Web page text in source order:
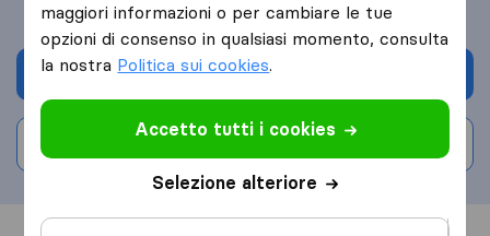
Chiedi preventivo
maggiori informazioni o per cambiare le tue
opzioni di consenso in qualsiasi momento, consulta
la nostra Politica sui cookies.
Accetto tutti i cookies
Selezione alteriore